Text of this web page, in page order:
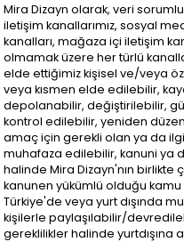
Mira Dizayn olarak, veri
iletişim kanallarımız, sosyal
kanalları, mağaza içi iletişim
olmamak üzere her türlü
elde ettiğimiz kişisel ve/veya
veya kısmen elde edilebilir,
depolanabilir, değiştirilebilir,
kontrol edilebilir, yeniden
amaç için gerekli olan ya da
muhafaza edilebilir, kanuni ya
halinde Mira Dizayn'nın birlikte
kanunen yükümlü olduğu
Türkiye'de veya yurt dışında
kişilerle paylaşılabilir/
gereklilikler halinde yurtdışına